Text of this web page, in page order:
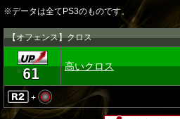
※データは全てPS3のものです。
【オフェンス】クロス
★61 高いクロス
+